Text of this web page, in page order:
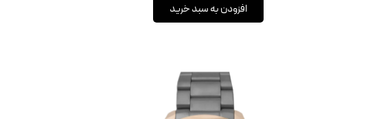
افزودن به سبد خرید